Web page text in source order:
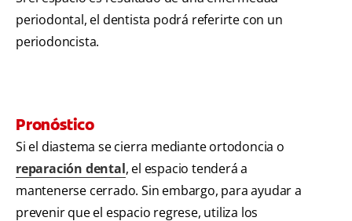
periodontal, el dentista podrá referirte con un
periodoncista.
Pronóstico
Si el diastema se cierra mediante ortodoncia o
reparación dental, el espacio tenderá a
mantenerse cerrado. Sin embargo, para ayudar a
prevenir que el espacio regrese, utiliza los